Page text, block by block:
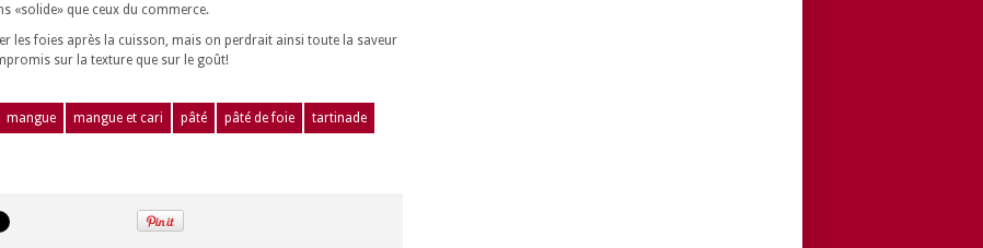
«solide» que ceux du commerce.
les foies après la cuisson, mais on perdrait ainsi toute la saveur
sur la texture que sur le goût!
mangue mangue et cari pâté pâté de foie tartinade